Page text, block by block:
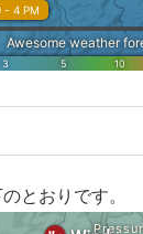
とおりです。